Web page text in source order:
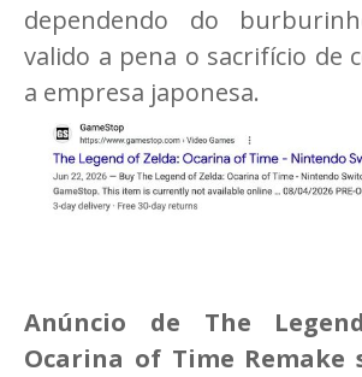
dependendo do
valido a pena o sacrifício de
a empresa japonesa.
Anúncio de The
Ocarina of Time Remake